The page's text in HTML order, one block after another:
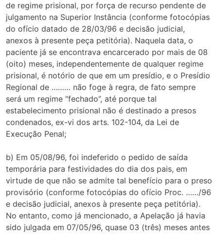
de regime prisional, por força de recurso pendente de
julgamento na Superior Instância (conforme fotocópias
do ofício datado de 28/03/96 e decisão judicial,
anexos à presente peça petitória). Naquela data, o
paciente já se encontrava encarcerado por mais de 08
(oito) meses, independentemente de qualquer regime
prisional, é notório de que em um presídio, e o Presídio
Regional de ……… não foge à regra, de fato sempre
será um regime “fechado”, até porque tal
estabelecimento prisional não é destinado a presos
condenados, ex-vi dos arts. 102-104, da Lei de
Execução Penal;
b) Em 05/08/96, foi indeferido o pedido de saída
temporária para festividades do dia dos pais, em
virtude de que não se admite tal benefício para o preso
provisório (conforme fotocópias do ofício Proc. ……/96
e decisão judicial, anexos à presente peça petitória).
No entanto, como já mencionado, a Apelação já havia
sido julgada em 07/05/96, quase 03 (três) meses antes